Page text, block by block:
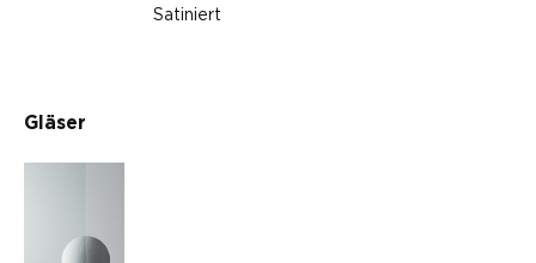
Satiniert
Gläser